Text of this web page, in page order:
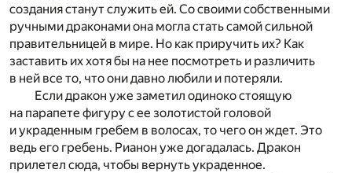
создания станут служить ей. Со своими собственными
ручными драконами она могла стать самой сильной
правительницей в мире. Но как приручить их? Как
заставить их хотя бы на нее посмотреть и различить
в ней все то, что они давно любили и потеряли.
Если дракон уже заметил одиноко стоящую
на парапете фигуру с ее золотистой головой
и украденным гребем в волосах, то чего он ждет. Это
ведь его гребень. Рианон уже догадалась. Дракон
прилетел сюда, чтобы вернуть украденное.